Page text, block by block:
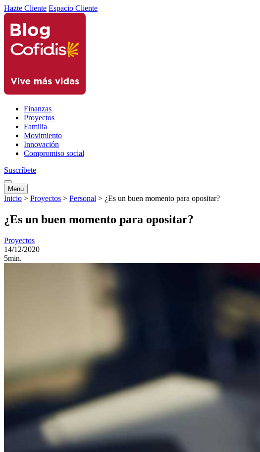
Hazte Cliente Espacio Cliente
Finanzas
Proyectos
Familia
Movimiento
Innovación
Compromiso social
Suscríbete
Menu
Inicio > Proyectos > Personal > ¿Es un buen momento para opositar?
¿Es un buen momento para opositar?
Proyectos
14/12/2020
5min.